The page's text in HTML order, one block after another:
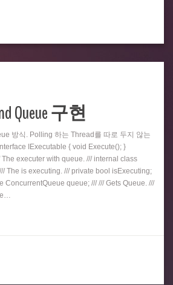
Queue 구현
방식. Polling 하는 Thread를 따로 두지 않는
IExecutable { void Execute(); }
executer with queue. /// internal class
The is executing. /// private bool isExecuting;
ConcurrentQueue queue; /// /// Gets Queue. ///